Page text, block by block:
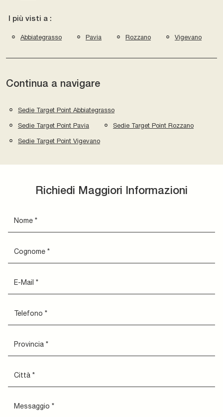
I più visti a :
Abbiategrasso Pavia Rozzano Vigevano
Continua a navigare
Sedie Target Point Abbiategrasso
Sedie Target Point Pavia Sedie Target Point Rozzano
Sedie Target Point Vigevano
Richiedi Maggiori Informazioni